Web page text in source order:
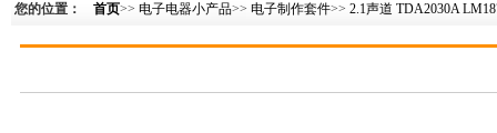
您的位置： 首页>> 电子电器小产品>> 电子制作套件>> 2.1声道 TDA2030A